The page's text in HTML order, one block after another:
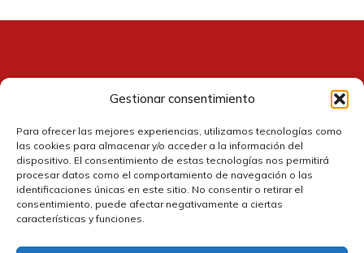
Gestionar consentimiento
Para ofrecer las mejores experiencias, utilizamos tecnologías como
las cookies para almacenar y/o acceder a la información del
dispositivo. El consentimiento de estas tecnologías nos permitirá
procesar datos como el comportamiento de navegación o las
identificaciones únicas en este sitio. No consentir o retirar el
consentimiento, puede afectar negativamente a ciertas
características y funciones.
Contacto